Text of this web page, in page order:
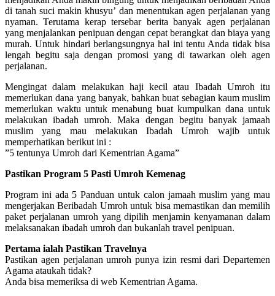
di tanah suci makin khusyu’ dan menentukan agen perjalanan yang
nyaman. Terutama kerap tersebar berita banyak agen perjalanan
yang menjalankan penipuan dengan cepat berangkat dan biaya yang
murah. Untuk hindari berlangsungnya hal ini tentu Anda tidak bisa
lengah begitu saja dengan promosi yang di tawarkan oleh agen
perjalanan.
Mengingat dalam melakukan haji kecil atau Ibadah Umroh itu
memerlukan dana yang banyak, bahkan buat sebagian kaum muslim
memerlukan waktu untuk menabung buat kumpulkan dana untuk
melakukan ibadah umroh. Maka dengan begitu banyak jamaah
muslim yang mau melakukan Ibadah Umroh wajib untuk
memperhatikan berikut ini :
”5 tentunya Umroh dari Kementrian Agama”
Pastikan Program 5 Pasti Umroh Kemenag
Program ini ada 5 Panduan untuk calon jamaah muslim yang mau
mengerjakan Beribadah Umroh untuk bisa memastikan dan memilih
paket perjalanan umroh yang dipilih menjamin kenyamanan dalam
melaksanakan ibadah umroh dan bukanlah travel penipuan.
Pertama ialah Pastikan Travelnya
Pastikan agen perjalanan umroh punya izin resmi dari Departemen
Agama ataukah tidak?
Anda bisa memeriksa di web Kementrian Agama.